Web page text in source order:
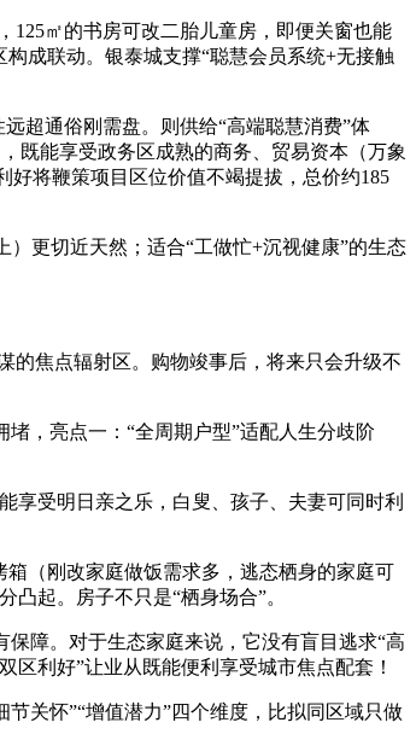
㎡的书房可改二胎儿童房，即便关窗也能
成联动。银泰城支撑“聪慧会员系统+无接触
超通俗刚需盘。则供给“高端聪慧消费”体
既能享受政务区成熟的商务、贸易资本（万象
将鞭策项目区位价值不竭提拔，总价约185
更切近天然；适合“工做忙+沉视健康”的生态
焦点辐射区。购物竣事后，将来只会升级不
，亮点一：“全周期户型”适配人生分歧阶
受明日亲之乐，白叟、孩子、夫妻可同时利
（刚改家庭做饭需求多，逃态栖身的家庭可
起。房子不只是“栖身场合”。
障。对于生态家庭来说，它没有盲目逃求“高
区利好”让业从既能便利享受城市焦点配套！
关怀”“增值潜力”四个维度，比拟同区域只做